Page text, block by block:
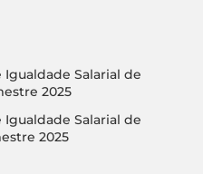
Salarial de
2025
Salarial de
2025